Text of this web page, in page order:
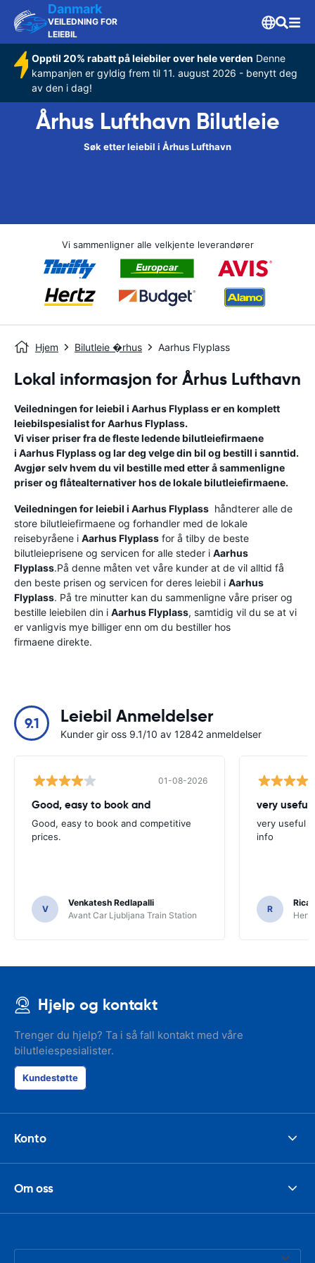
Danmark
VEILEDNING FOR
LEIEBIL
Opptil 20% rabatt på leiebiler over hele verden Denne
kampanjen er gyldig frem til 11. august 2026 - benytt deg
av den i dag!
Århus Lufthavn Bilutleie
Søk etter leiebil i Århus Lufthavn
Vi sammenligner alle velkjente leverandører
Hjem Bilutleie �rhus Aarhus Flyplass
Lokal informasjon for Århus Lufthavn
Veiledningen for leiebil i Aarhus Flyplasser en komplett
leiebilspesialist forAarhus Flyplass.
Vi viser priser fra de fleste ledende bilutleiefirmaene
i Aarhus Flyplassog lar deg velge din bil og bestill i sanntid.
Avgjør selv hvem du vil bestille med etter å sammenligne
priser og flåtealternativer hos de lokale bilutleiefirmaene.
Veiledningen for leiebil i Aarhus Flyplass håndterer alle de
store bilutleiefirmaene og forhandler med de lokale
reisebyråene i Aarhus Flyplass for å tilby de beste
bilutleieprisene og servicen for alle steder i Aarhus
Flyplass.På denne måten vet våre kunder at de vil alltid få
den beste prisen og servicen for deres leiebil i Aarhus
Flyplass. På tre minutter kan du sammenligne våre priser og
bestille leiebilen din i Aarhus Flyplass, samtidig vil du se at vi
er vanligvis mye billiger enn om du bestiller hos
firmaene direkte.
9.1 Leiebil Anmeldelser
Kunder gir oss 9.1/10 av 12842 anmeldelser
01-08-2026
Good, easy to book and
Good, easy to book and competitive
prices.
V
Venkatesh Redlapalli
Avant Car Ljubljana Train Station
very useful
very useful
info
R
Hjelp og kontakt
Trenger du hjelp? Ta i så fall kontakt med våre
bilutleiespesialister.
Kundestøtte
Konto
Om oss